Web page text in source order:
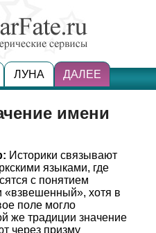
ЛУНА ДАЛЕЕ
имени
Историки связывают
языками, где
с понятием
«взвешенный», хотя в
поле могло
же традиции значение
через призму